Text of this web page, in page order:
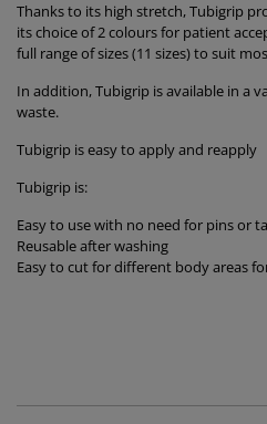
Thanks to its high stretch, Tubigrip
its choice of 2 colours for patient
full range of sizes (11 sizes) to suit
In addition, Tubigrip is available in a
waste.
Tubigrip is easy to apply and reapply
Tubigrip is:
Easy to use with no need for pins or
Reusable after washing
Easy to cut for different body areas